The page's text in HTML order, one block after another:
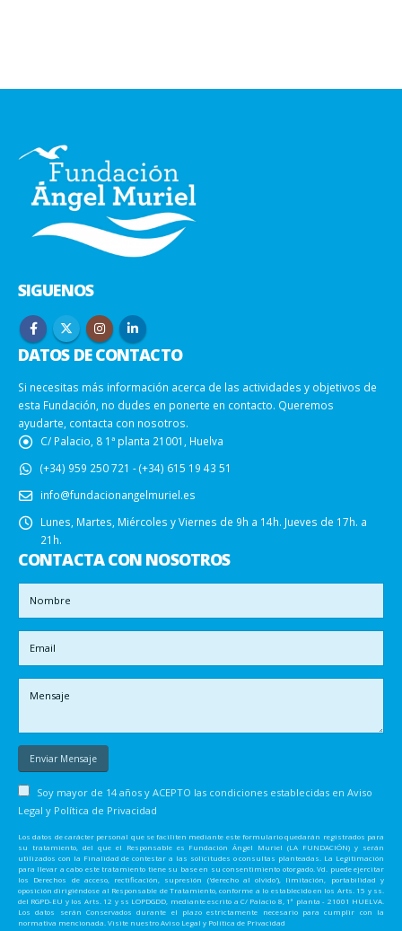
SIGUENOS
DATOS DE CONTACTO
Si necesitas más información acerca de las actividades y objetivos de
esta Fundación, no dudes en ponerte en contacto. Queremos
ayudarte, contacta con nosotros.
C/ Palacio, 8 1ª planta 21001, Huelva
(+34) 959 250 721 - (+34) 615 19 43 51
info@fundacionangelmuriel.es
Lunes, Martes, Miércoles y Viernes de 9h a 14h. Jueves de 17h. a
21h.
CONTACTA CON NOSOTROS
Soy mayor de 14 años y ACEPTO las condiciones establecidas en Aviso
Legal y Política de Privacidad
Los datos de carácter personal que se faciliten mediante este formulario quedarán registrados para
su tratamiento, del que el Responsable es Fundación Ángel Muriel (LA FUNDACIÓN) y serán
utilizados con la Finalidad de contestar a las solicitudes o consultas planteadas. La Legitimación
para llevar a cabo este tratamiento tiene su base en su consentimiento otorgado. Vd. puede ejercitar
los Derechos de acceso, rectificación, supresión ('derecho al olvido'), limitación, portabilidad y
oposición dirigiéndose al Responsable de Tratamiento, conforme a lo establecido en los Arts. 15 y ss.
del RGPD-EU y los Arts. 12 y ss LOPDGDD, mediante escrito a C/ Palacio 8, 1ª planta - 21001 HUELVA.
Los datos serán Conservados durante el plazo estrictamente necesario para cumplir con la
normativa mencionada. Visite nuestro Aviso Legal y Política de Privacidad